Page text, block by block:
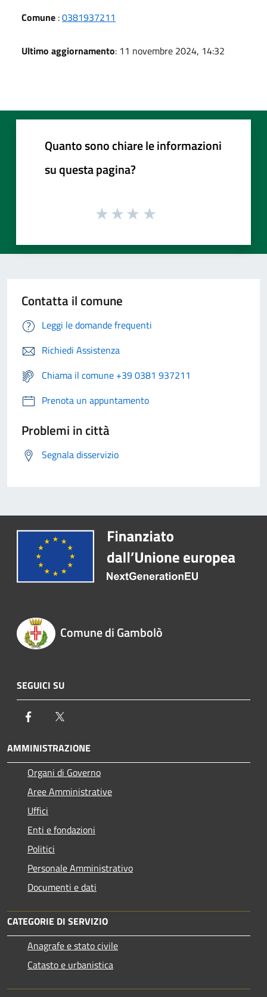
Comune :0381937211
Ultimo aggiornamento: 11 novembre 2024, 14:32
Quanto sono chiare le informazioni
su questa pagina?
Contatta il comune
Leggi le domande frequenti
Richiedi Assistenza
Chiama il comune +39 0381 937211
Prenota un appuntamento
Problemi in città
Segnala disservizio
Comune di Gambolò
SEGUICI SU
Facebook
AMMINISTRAZIONE
Organi di Governo
Aree Amministrative
Uffici
Enti e fondazioni
Politici
Personale Amministrativo
Documenti e dati
CATEGORIE DI SERVIZIO
Anagrafe e stato civile
Catasto e urbanistica